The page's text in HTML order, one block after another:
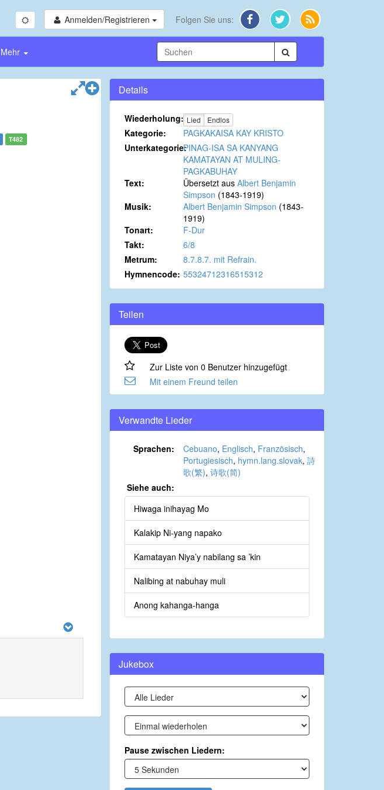
Anmelden/Registrieren Folgen Sie uns:
Mehr
T482
Details
Wiederholung: Lied Endlos
Kategorie:
PAGKAKAISA KAY KRISTO
Unterkategorie:PINAG-ISA SA KANYANG
KAMATAYAN AT MULING-
PAGKABUHAY
Text:
Übersetzt aus Albert Benjamin
Simpson (1843-1919)
Musik:
Albert Benjamin Simpson (1843-
1919)
Tonart:
F-Dur
Takt:
6/8
Metrum:
8.7.8.7. mit Refrain.
Hymnencode: 55324712316515312
Teilen
Zur Liste von 0 Benutzer hinzugefügt
Mit einem Freund teilen
Verwandte Lieder
Sprachen: Cebuano, Englisch, Französisch,
Portugiesisch, hymn.lang.slovak, 詩
歌(繁), 诗歌(简)
Siehe auch:
Hiwaga inihayag Mo
Kalakip Ni-yang napako
Kamatayan Niya’y nabilang sa ’kin
Nalibing at nabuhay muli
Anong kahanga-hanga
Jukebox
Pause zwischen Liedern: